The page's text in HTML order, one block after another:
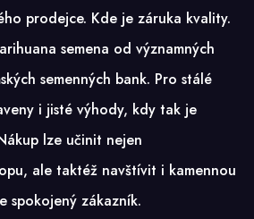
prodejce. Kde je záruka kvality.
semena od významných
semenných bank. Pro stálé
i jisté výhody, kdy tak je
lze učinit nejen
ale taktéž navštívit i kamennou
spokojený zákazník.